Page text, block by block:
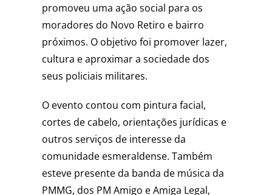
promoveu uma ação social para os
moradores do Novo Retiro e bairro
próximos. O objetivo foi promover lazer,
cultura e aproximar a sociedade dos
seus policiais militares.
O evento contou com pintura facial,
cortes de cabelo, orientações jurídicas e
outros serviços de interesse da
comunidade esmeraldense. Também
esteve presente da banda de música da
PMMG, dos PM Amigo e Amiga Legal,